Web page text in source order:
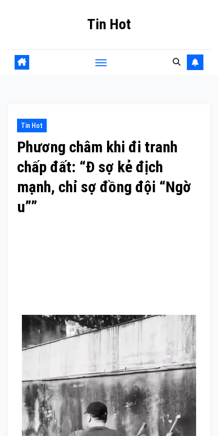
Tin Hot
Tin Hot
Phương châm khi đi tranh
chấp đất: “Đ sợ kẻ địch
mạnh, chỉ sợ đồng đội “Ngờ
u””